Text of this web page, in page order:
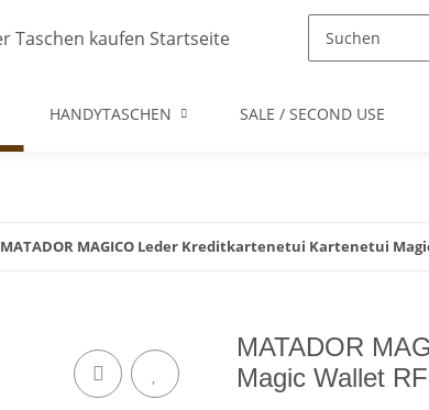
HANDYTASCHEN SALE / SECOND USE
MATADOR MAGICO Leder Kreditkartenetui Kartenetui
MATADOR
Magic Wallet